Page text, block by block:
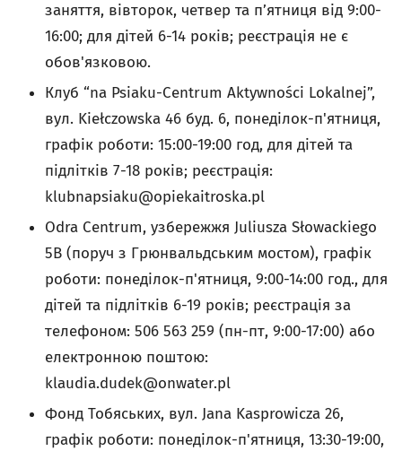
заняття, вівторок, четвер та п’ятниця від 9:00-
16:00; для дітей 6-14 років; реєстрація не є
обов'язковою.
Клуб “na Psiaku-Centrum Aktywności Lokalnej”,
вул. Kiełczowska 46 буд. 6, понеділок-п'ятниця,
графік роботи: 15:00-19:00 год, для дітей та
підлітків 7-18 років; реєстрація:
klubnapsiaku@opiekaitroska.pl
Odra Centrum, узбережжя Juliuszа Słowackiego
5B (поруч з Грюнвальдським мостом), графік
роботи: понеділок-п'ятниця, 9:00-14:00 год., для
дітей та підлітків 6-19 років; реєстрація за
телефоном: 506 563 259 (пн-пт, 9:00-17:00) або
електронною поштою:
klaudia.dudek@onwater.pl
Фонд Тобяських, вул. Jana Kasprowicza 26,
графік роботи: понеділок-п'ятниця, 13:30-19:00,